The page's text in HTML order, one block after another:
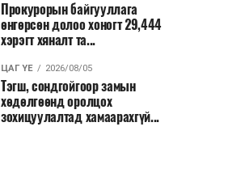
Прокурорын байгууллага
өнгөрсөн долоо хоногт 29,444
хэрэгт хяналт та...
ЦАГ ҮЕ 2026/08/05
Тэгш, сондгойгоор замын
хөдөлгөөнд оролцох
зохицуулалтад хамаарахгүй...